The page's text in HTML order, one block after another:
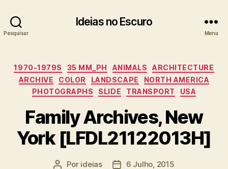
Pesquisar
Ideias no Escuro
Menu
Categorias
1970-1979S 35 MM_PH ANIMALS
ARCHITECTURE
ARCHIVE
COLOR LANDSCAPE
NORTH AMERICA
PHOTOGRAPHS
SLIDE TRANSPORT USA
Family Archives, New
York [LFDL21122013H]
Autor
Por ideias
Data6 Julho, 2015